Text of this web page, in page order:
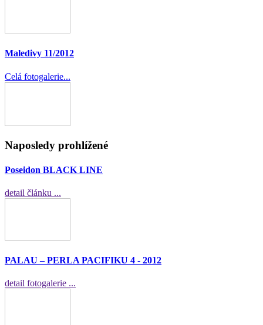
Maledivy 11/2012
Celá fotogalerie...
Naposledy prohlížené
Poseidon BLACK LINE
detail článku ...
PALAU – PERLA PACIFIKU 4 - 2012
detail fotogalerie ...